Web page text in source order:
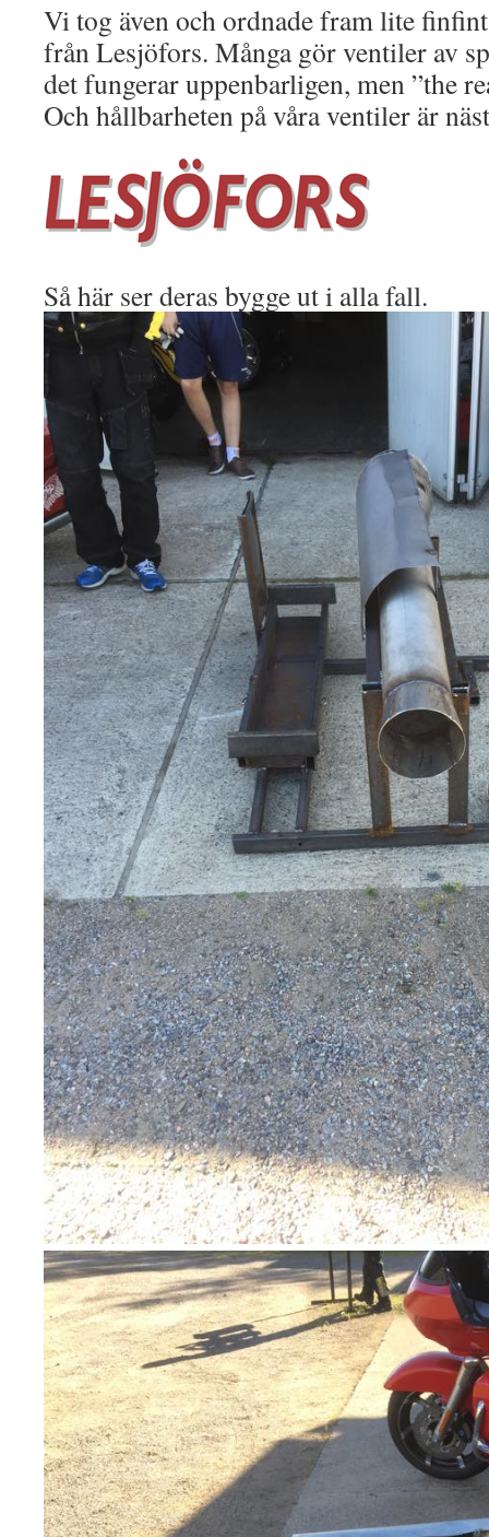
Vi tog även och ordnade fram lite
från Lesjöfors. Många gör ventiler av
det fungerar uppenbarligen, men ”the
Och hållbarheten på våra ventiler är
Så här ser deras bygge ut i alla fall.